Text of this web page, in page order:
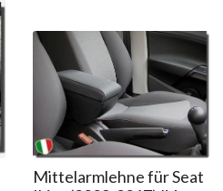
Mittelarmlehne für Seat